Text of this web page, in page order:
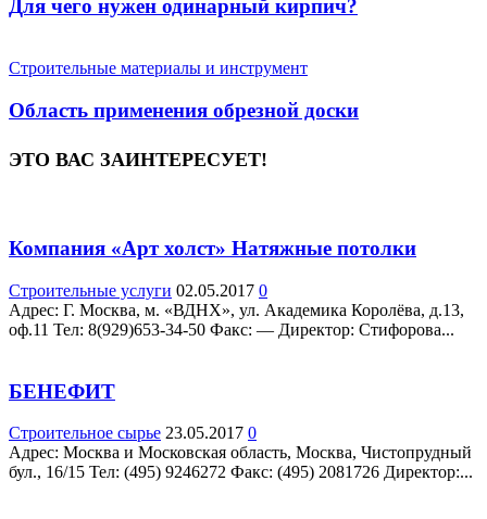
Для чего нужен одинарный кирпич?
Строительные материалы и инструмент
Область применения обрезной доски
ЭТО ВАС ЗАИНТЕРЕСУЕТ!
Компания «Арт холст» Натяжные потолки
Строительные услуги 02.05.2017 0
Адрес: Г. Москва, м. «ВДНХ», ул. Академика Королёва, д.13,
оф.11 Teл: 8(929)653-34-50 Факс: — Директор: Стифорова...
БЕНЕФИТ
Строительное сырье 23.05.2017 0
Адрес: Москва и Московская область, Москва, Чистопрудный
бул., 16/15 Teл: (495) 9246272 Факс: (495) 2081726 Директор:...